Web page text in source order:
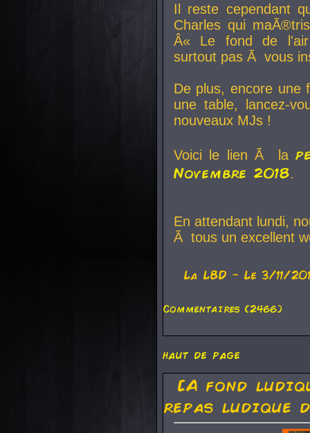
Il reste cependant
Charles qui
Â« Le fond de
surtout pas Ã vous
De plus, encore une
une table, lancez-
nouveaux MJs !
Voici le lien Ã la
Novembre 2018.
En attendant lundi,
Ã tous un excellent
La LBD - Le 3/11/
Commentaires (2466)
haut de page
[A fond
repas ludique